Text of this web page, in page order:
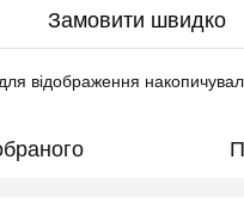
Замовити швидко
для відображення